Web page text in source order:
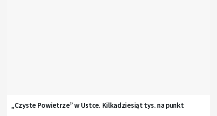
„Czyste Powietrze” w Ustce. Kilkadziesiąt tys. na punkt